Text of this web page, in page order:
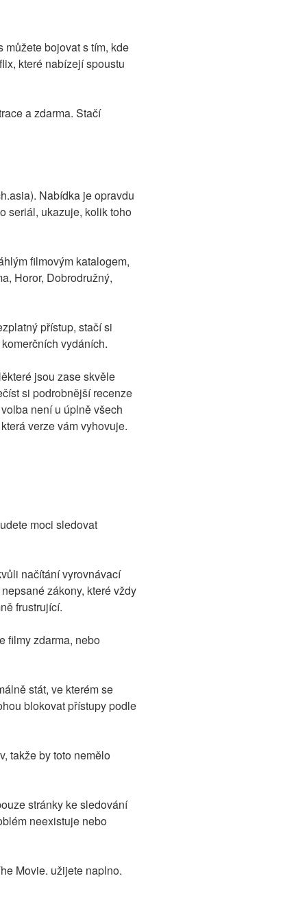
bojovat s tím, kde
které nabízejí spoustu
a zdarma. Stačí
Nabídka je opravdu
seriál, ukazuje, kolik toho
filmovým katalogem,
Horor, Dobrodružný,
přístup, stačí si
vydáních.
jsou zase skvěle
si podrobnější recenze
není u úplně všech
verze vám vyhovuje.
moci sledovat
načítání vyrovnávací
zákony, které vždy
frustrující.
filmy zdarma, nebo
stát, ve kterém se
blokovat přístupy podle
takže by toto nemělo
stránky ke sledování
neexistuje nebo
Movie. užijete naplno.